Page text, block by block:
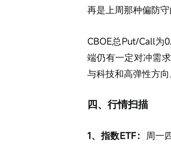
再是上周那种偏防守
CBOE总Put/Call为
端仍有一定对冲需
与科技和高弹性方向
四、行情扫描
1、指数ETF： 周一